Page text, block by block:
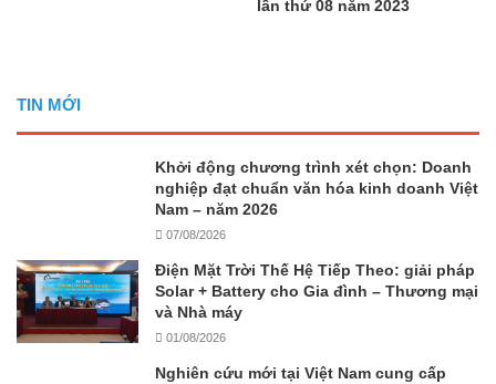
lần thứ 08 năm 2023
TIN MỚI
Khởi động chương trình xét chọn: Doanh
nghiệp đạt chuẩn văn hóa kinh doanh Việt
Nam – năm 2026
07/08/2026
Điện Mặt Trời Thế Hệ Tiếp Theo: giải pháp
Solar + Battery cho Gia đình – Thương mại
và Nhà máy
01/08/2026
Nghiên cứu mới tại Việt Nam cung cấp